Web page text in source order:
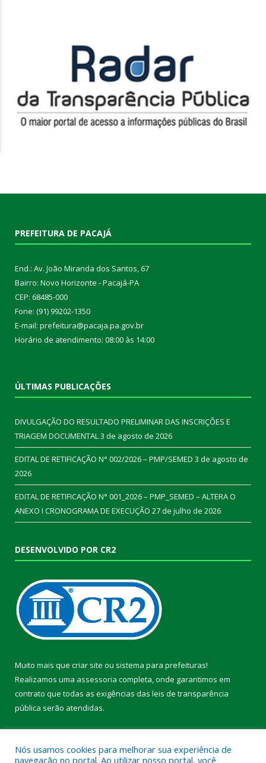
PREFEITURA DE PACAJÁ
End.: Av. João Miranda dos Santos, 67
Bairro: Novo Horizonte - Pacajá-PA
CEP: 68485-000
Fone: (91) 99202-1350
E-mail: prefeitura@pacaja.pa.gov.br
Horário de atendimento: 08:00 às 14:00
ÚLTIMAS PUBLICAÇÕES
DIVULGAÇÃO DO RESULTADO PRELIMINAR DAS INSCRIÇÕES E
TRIAGEM DOCUMENTAL3 de agosto de 2026
EDITAL DE RETIFICAÇÃO N° 002/2026 – PMP/SEMED 3 de agosto de
2026
EDITAL DE RETIFICAÇÃO N° 001_2026 – PMP_SEMED – ALTERA O
ANEXO I CRONOGRAMA DE EXECUÇÃO 27 de julho de 2026
DESENVOLVIDO POR CR2
Muito mais que criar site ou sistema para prefeituras!
Realizamos uma assessoria completa, onde garantimos em
contrato que todas as exigências das leis de transparência
pública serão atendidas.
Nós usamos cookies para melhorar sua experiência de
navegação no portal. Ao utilizar nosso portal, você